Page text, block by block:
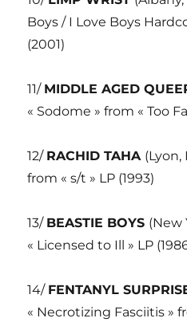
Boys / I Love Boys
(2001)
11/ MIDDLE AGED
« Sodome » from « Too
12/ RACHID TAHA (Lyon,
from « s/t » LP (1993)
13/ BEASTIE BOYS (New
« Licensed to Ill » LP
14/ FENTANYL
« Necrotizing Fasciitis »